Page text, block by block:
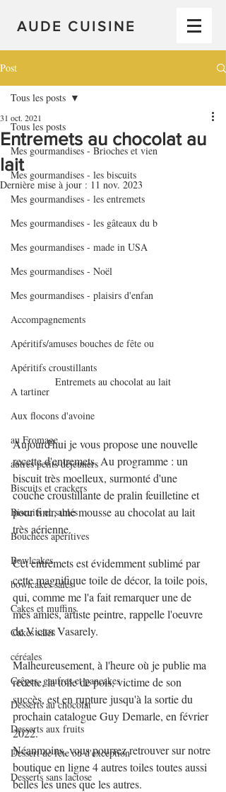
AUDE CUISINE
Post
Tous les posts
Mes gourmandises - Brioches et vien
Mes gourmandises - les biscuits
Mes gourmandises - les entremets
Mes gourmandises - les gâteaux du b
Mes gourmandises - made in USA
Mes gourmandises - Noël
Mes gourmandises - plaisirs d'enfan
Accompagnements
Apéritifs/amuses bouches de fête ou
Apéritifs croustillants
A tartiner
Aux flocons d'avoine
au Fromage
autres petits déjeuners
Biscuits et crackers
Biscuits et sablés
Bouchées apéritives
Bowlcakes
bowlcakes salés
Cakes et muffins
Cakes salés
céréales
Crêpes, gaufres et pancakes
Desserts au chocolat
Desserts aux fruits
Dessert de fête ou d'exception
Desserts sans lactose
Tous les posts
Entremets au chocolat au
lait
31 oct. 2021
Dernière mise à jour : 11 nov. 2023
Entremets au chocolat au lait
Aujourd'hui je vous propose une nouvelle
recette d'entremets. Au programme : un
biscuit très moelleux, surmonté d'une
couche croustillante de pralin feuilletine et
pour finir, une mousse au chocolat au lait
très aérienne.
Cet entremets est évidemment sublimé par
cette magnifique toile de décor, la toile pois,
qui, comme me l'a fait remarquer une de
mes amies, artiste peintre, rappelle l'oeuvre
de Victor Vasarely.
Malheureusement, à l'heure où je publie ma
recette, la toile de pois, victime de son
succès, est en rupture jusqu'à la sortie du
prochain catalogue Guy Demarle, en février
2022.
Néanmoins, vous pourrez retrouver sur notre
boutique en ligne 4 autres toiles toutes aussi
belles les unes que les autres.